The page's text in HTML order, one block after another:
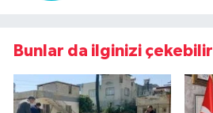
Bunlar da ilginizi çekebilir